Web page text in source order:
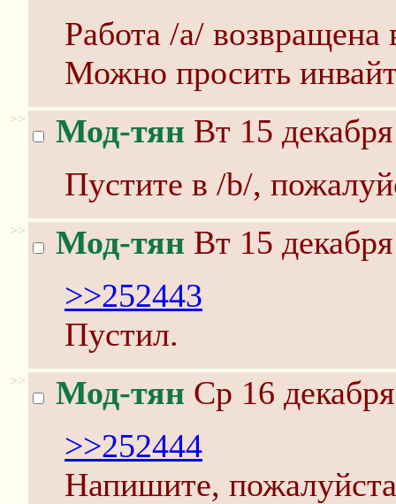
Работа /a/
Можно просить
>> Мод-тян Вт 15
Пустите в /b/,
>> Мод-тян Вт 15
>>252443
Пустил.
>> Мод-тян Ср 16
>>252444
Напишите,